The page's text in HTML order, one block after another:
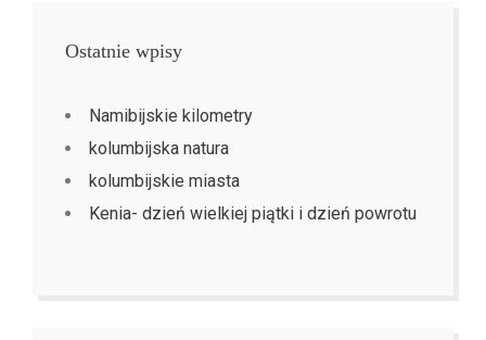
Ostatnie wpisy
Namibijskie kilometry
kolumbijska natura
kolumbijskie miasta
Kenia- dzień wielkiej piątki i dzień powrotu